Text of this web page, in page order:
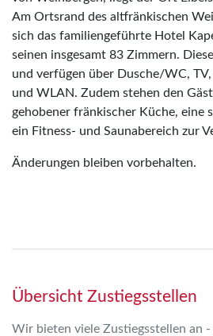
Am Ortsrand des altfränkischen
sich das familiengeführte Hotel
seinen insgesamt 83 Zimmern.
und verfügen über Dusche/WC,
und WLAN. Zudem stehen den
gehobener fränkischer Küche, eine
ein Fitness- und Saunabereich zur
Änderungen bleiben vorbehalten.
Übersicht Zustiegsstellen
Wir bieten viele Zustiegsstellen an -